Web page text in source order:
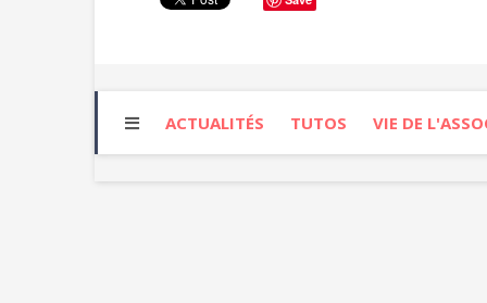
ACTUALITÉS TUTOS VIE DE